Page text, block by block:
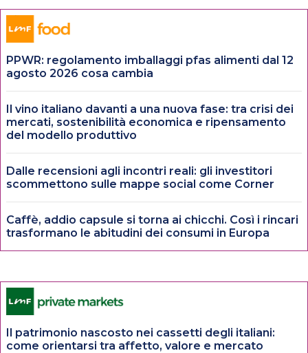
PPWR: regolamento imballaggi pfas alimenti dal 12
agosto 2026 cosa cambia
Il vino italiano davanti a una nuova fase: tra crisi dei
mercati, sostenibilità economica e ripensamento
del modello produttivo
Dalle recensioni agli incontri reali: gli investitori
scommettono sulle mappe social come Corner
Caffè, addio capsule si torna ai chicchi. Così i rincari
trasformano le abitudini dei consumi in Europa
Il patrimonio nascosto nei cassetti degli italiani:
come orientarsi tra affetto, valore e mercato